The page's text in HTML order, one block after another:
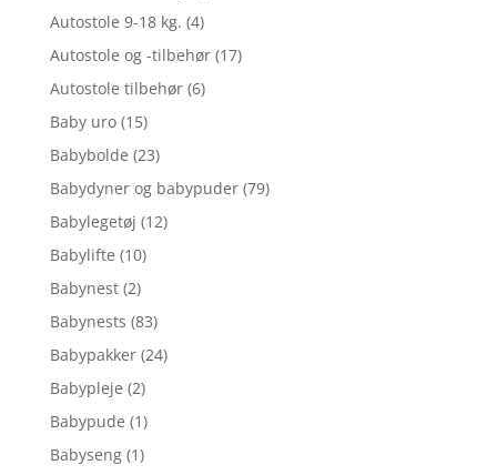
Autostole 9-18 kg. (4)
Autostole og -tilbehør (17)
Autostole tilbehør (6)
Baby uro (15)
Babybolde (23)
Babydyner og babypuder (79)
Babylegetøj (12)
Babylifte (10)
Babynest (2)
Babynests (83)
Babypakker (24)
Babypleje (2)
Babypude (1)
Babyseng (1)